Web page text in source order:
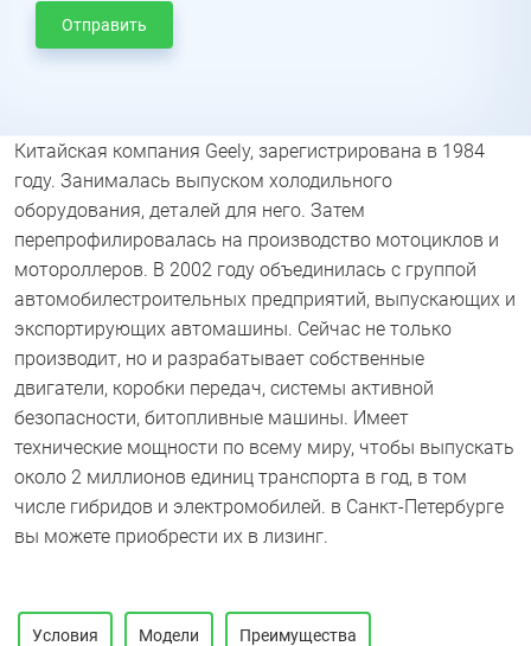
Отправить
Китайская компания Geely, зарегистрирована в 1984
году. Занималась выпуском холодильного
оборудования, деталей для него. Затем
перепрофилировалась на производство мотоциклов и
мотороллеров. В 2002 году объединилась с группой
автомобилестроительных предприятий, выпускающих и
экспортирующих автомашины. Сейчас не только
производит, но и разрабатывает собственные
двигатели, коробки передач, системы активной
безопасности, битопливные машины. Имеет
технические мощности по всему миру, чтобы выпускать
около 2 миллионов единиц транспорта в год, в том
числе гибридов и электромобилей. в Санкт-Петербурге
вы можете приобрести их в лизинг.
Условия Модели Преимущества